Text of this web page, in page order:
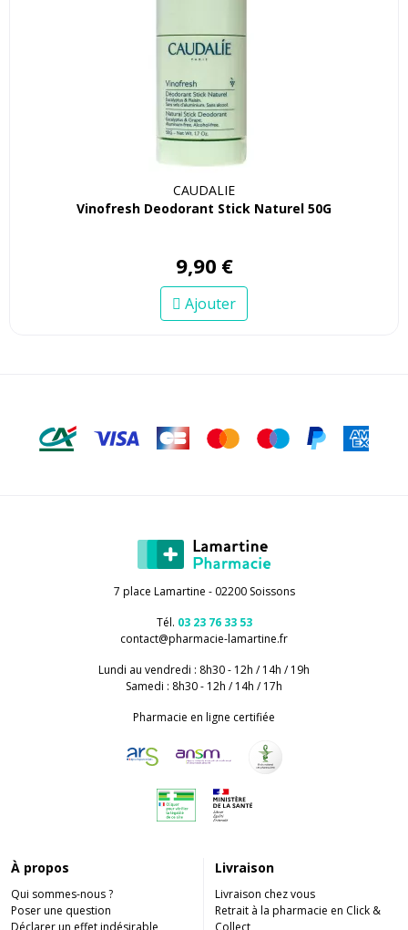
CAUDALIE
Vinofresh Deodorant Stick Naturel 50G
9,90 €
Ajouter
7 place Lamartine - 02200 Soissons
Tél. 03 23 76 33 53
contact@pharmacie-lamartine.fr
Lundi au vendredi : 8h30 - 12h / 14h / 19h
Samedi : 8h30 - 12h / 14h / 17h
Pharmacie en ligne certifiée
À propos
Qui sommes-nous ?
Poser une question
Déclarer un effet indésirable
Livraison
Livraison chez vous
Retrait à la pharmacie en Click &
Collect